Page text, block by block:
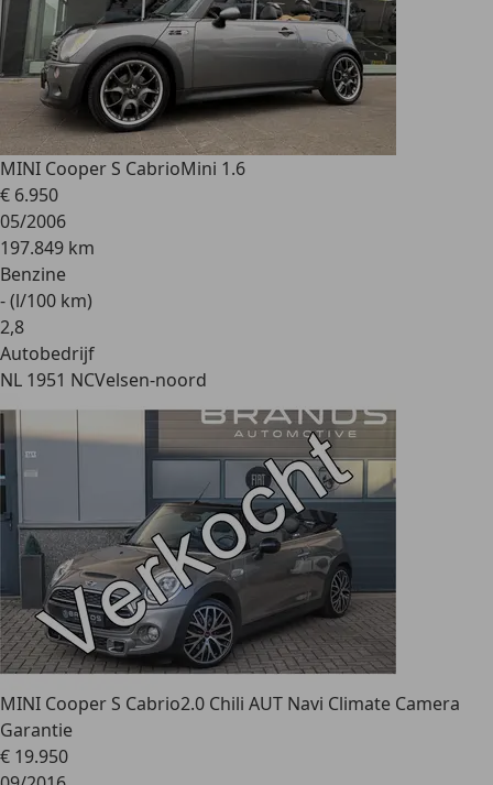
MINI Cooper S CabrioMini 1.6
€ 6.950
05/2006
197.849 km
Benzine
- (l/100 km)
2,8
Autobedrijf
NL 1951 NCVelsen-noord
MINI Cooper S Cabrio2.0 Chili AUT Navi Climate Camera
Garantie
€ 19.950